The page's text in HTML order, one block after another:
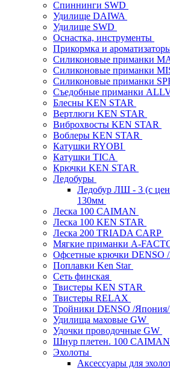
Спиннинги SWD
Удилище DAIWA
Удилище SWD
Оснастка, инструменты
Прикормка и
Силиконовые приманки
Силиконовые приманки
Силиконовые приманки
Съедобные приманки
Блесны KEN STAR
Вертлюги KEN STAR
Виброхвосты KEN STAR
Воблеры KEN STAR
Катушки RYOBI
Катушки TICA
Крючки KEN STAR
Ледобуры
Ледобур ЛШ - 3 (с
130мм
Леска 100 CAIMAN
Леска 100 KEN STAR
Леска 200 TRIADA CARP
Мягкие приманки A-
Офсетные крючки DENSO
Поплавки Ken Star
Сеть финская
Твистеры KEN STAR
Твистеры RELAX
Тройники DENSO /Япония/
Удилища маховые GW
Удочки проводочные GW
Шнур плетен. 100 CAIMAN
Эхолоты
Аксессуары для